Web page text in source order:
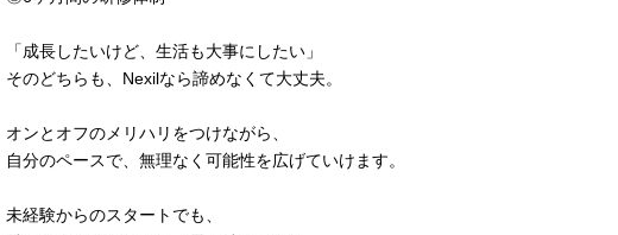
「成長したいけど、生活も大事にしたい」
そのどちらも、Nexilなら諦めなくて大丈夫。
オンとオフのメリハリをつけながら、
自分のペースで、無理なく可能性を広げていけます。
未経験からのスタートでも、